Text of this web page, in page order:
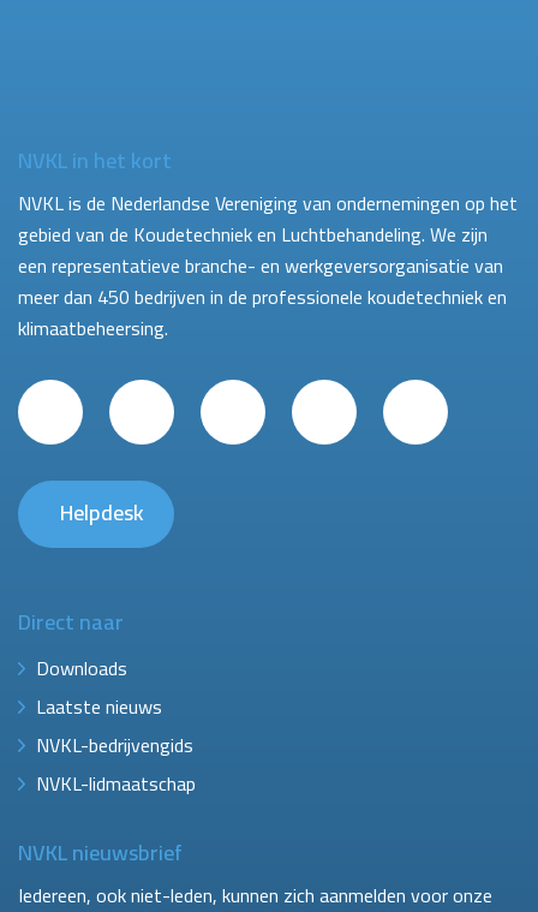
NVKL in het kort
NVKL is de Nederlandse Vereniging van ondernemingen op het
gebied van de Koudetechniek en Luchtbehandeling. We zijn
een representatieve branche- en werkgeversorganisatie van
meer dan 450 bedrijven in de professionele koudetechniek en
klimaatbeheersing.
Helpdesk
Direct naar
Downloads
Laatste nieuws
NVKL-bedrijvengids
NVKL-lidmaatschap
NVKL nieuwsbrief
Iedereen, ook niet-leden, kunnen zich aanmelden voor onze